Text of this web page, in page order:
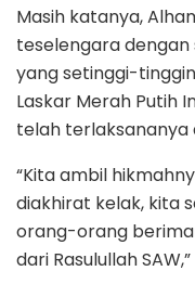
Masih katanya,
teselengara dengan
yang setinggi-
Laskar Merah Putih
telah terlaksananya
“Kita ambil
diakhirat kelak, kita
orang-orang
dari Rasulullah